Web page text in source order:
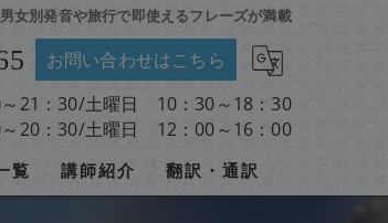
女別発音や旅行で即使えるフレーズが満載
お問い合わせはこちら
21：30/土曜日 10：30～18：30
20：30/土曜日 12：00～16：00
覧 講師紹介 翻訳・通訳